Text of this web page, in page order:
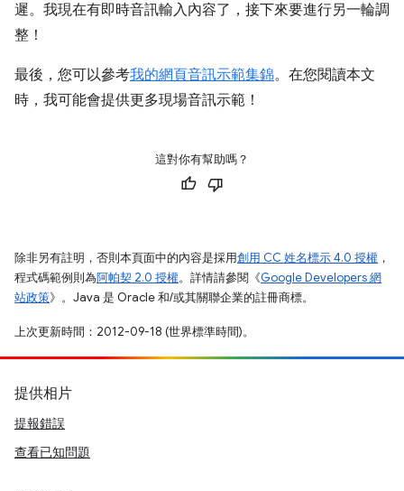
遲。我現在有即時音訊輸入內容了，接下來要進行另一輪調
整！
最後，您可以參考我的網頁音訊示範集錦。在您閱讀本文
時，我可能會提供更多現場音訊示範！
這對你有幫助嗎？
除非另有註明，否則本頁面中的內容是採用創用 CC 姓名標示 4.0 授權 ，
程式碼範例則為阿帕契 2.0 授權。詳情請參閱《Google Developers 網
站政策》。Java 是 Oracle 和/或其關聯企業的註冊商標。
上次更新時間：2012-09-18 (世界標準時間)。
提供相片
提報錯誤
查看已知問題